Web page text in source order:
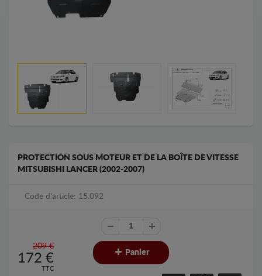
PROTECTION SOUS MOTEUR ET DE LA BOÎTE DE VITESSE
MITSUBISHI LANCER (2002-2007)
Code d'article: 15.092
209 €
172 €
TTC
Panier